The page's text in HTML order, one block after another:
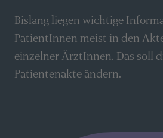
Bislang liegen wichtige
PatientInnen meist in den
einzelner ÄrztInnen. Das soll
Patientenakte ändern.